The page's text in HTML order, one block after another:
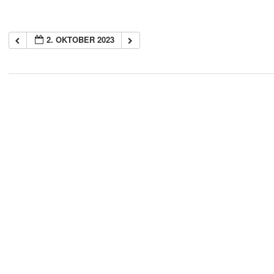
2. OKTOBER 2023